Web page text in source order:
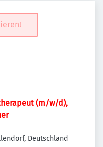
(m/w/d),
Deutschland